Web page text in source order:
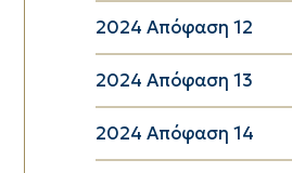
2024 Απόφαση 12
2024 Απόφαση 13
2024 Απόφαση 14